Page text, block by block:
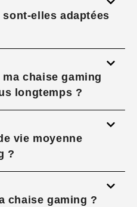
elles adaptées
chaise gaming
longtemps ?
vie moyenne
?
chaise gaming ?